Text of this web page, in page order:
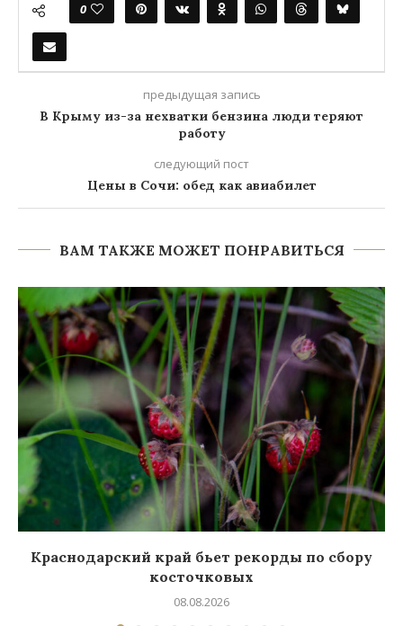
0
предыдущая запись
В Крыму из-за нехватки бензина люди теряют
работу
следующий пост
Цены в Сочи: обед как авиабилет
ВАМ ТАКЖЕ МОЖЕТ ПОНРАВИТЬСЯ
Краснодарский край бьет рекорды по сбору
косточковых
08.08.2026